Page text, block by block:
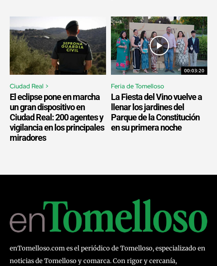
Ciudad Real >
El eclipse pone en marcha
un gran dispositivo en
Ciudad Real: 200 agentes y
vigilancia en los principales
miradores
00:03:20
Feria de Tomelloso
La Fiesta del Vino vuelve a
llenar los jardines del
Parque de la Constitución
en su primera noche
enTomelloso.com es el periódico de Tomelloso, especializado en
noticias de Tomelloso y comarca. Con rigor y cercanía,